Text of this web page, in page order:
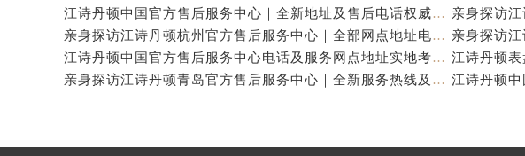
江诗丹顿中国官方售后服务中心｜全新地址及售后电话权威信息通告（2026年7月最新）
亲身探访江诗丹顿杭州官方售后服务中心｜全部网点地址电话（2026年7月最新）
江诗丹顿中国官方售后服务中心电话及服务网点地址实地考察报告_多信源验证（2026年7月最新）
亲身探访江诗丹顿青岛官方售后服务中心｜全新服务热线及门店地址（2026年7月最新）